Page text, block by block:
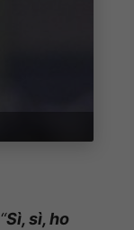
“Sì, sì, ho